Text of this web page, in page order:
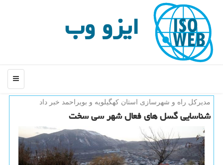
ایزو وب
منو
مدیركل راه و شهرسازی استان كهگیلویه و بویراحمد خبر داد
شناسایی گسل های فعال شهر سی سخت